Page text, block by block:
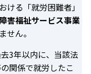
ける「就労困難者」
障害福祉サービス事業
せん。
3年以内に、当該法
関係で就労したこ